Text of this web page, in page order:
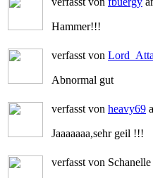
Hammer!!!
verfasst von
Abnormal gut
verfasst von heavy69
Jaaaaaaa,sehr geil !!!
verfasst von